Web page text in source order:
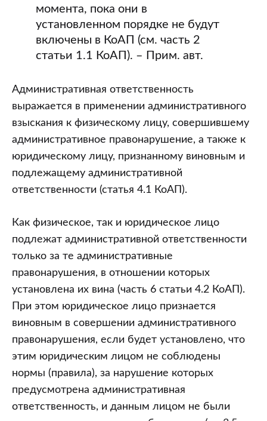
момента, пока они в
установленном порядке не будут
включены в КоАП (см. часть 2
статьи 1.1 КоАП). – Прим. авт.
Административная ответственность
выражается в применении административного
взыскания к физическому лицу, совершившему
административное правонарушение, а также к
юридическому лицу, признанному виновным и
подлежащему административной
ответственности (статья 4.1 КоАП).
Как физическое, так и юридическое лицо
подлежат административной ответственности
только за те административные
правонарушения, в отношении которых
установлена их вина (часть 6 статьи 4.2 КоАП).
При этом юридическое лицо признается
виновным в совершении административного
правонарушения, если будет установлено, что
этим юридическим лицом не соблюдены
нормы (правила), за нарушение которых
предусмотрена административная
ответственность, и данным лицом не были